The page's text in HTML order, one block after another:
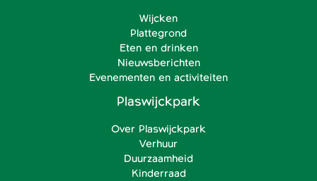
Wijcken
Plattegrond
Eten en drinken
Nieuwsberichten
Evenementen en activiteiten
Plaswijckpark
Over Plaswijckpark
Verhuur
Duurzaamheid
Kinderraad